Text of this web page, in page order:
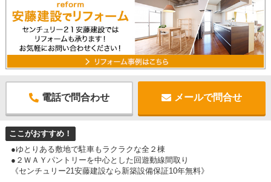
電話で問合わせ メールで問合せ
ここがおすすめ！
●ゆとりある敷地で駐車もラクラクな全２棟
●２ＷＡＹパントリーを中心とした回遊動線間取り
《センチュリー21安藤建設なら新築設備保証10年無料》